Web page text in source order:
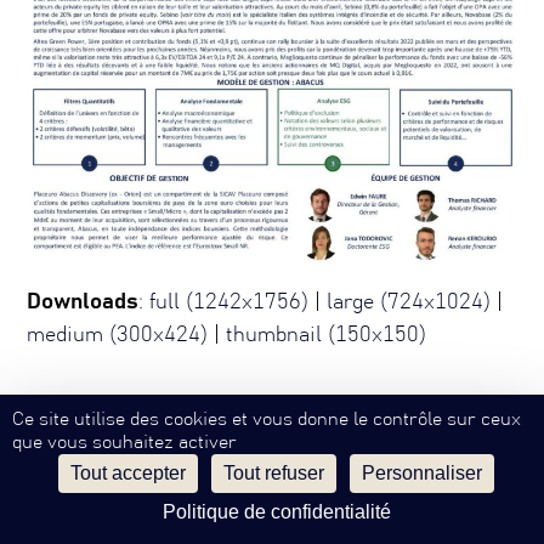
Downloads:full (1242x1756) large (724x1024)
medium (300x424) |thumbnail (150x150)
©Philippe Hottinguer Group
Mentions LégalesConfidentialité
Ce site utilise des cookies et vous donne le contrôle sur ceux
que vous souhaitez activer
Tout accepter Tout refuser
Personnaliser
Politique de confidentialité